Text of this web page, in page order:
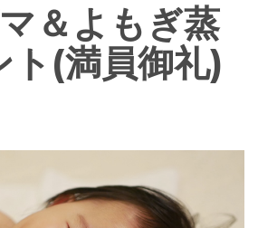
＆よもぎ蒸
ト(満員御礼)